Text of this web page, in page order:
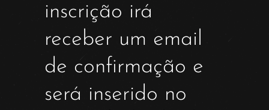
inscrição irá
receber um email
de confirmação e
será inserido no